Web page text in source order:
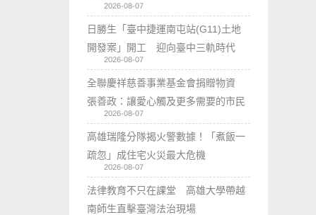
2026-08-07
日勝生「臺中捷運南屯站(G11)土地
開發案」開工 迎向臺中三軌時代
2026-08-07
全聯慶祥慈善事業基金會捐贈物資
張善政：讓愛心觸及更多需要的市民
2026-08-07
高雄瑞隆分隊揭火警數據！「煮飯一
疏忽」成住宅火災最大危機
2026-08-07
法律教育不只在課堂 高雄大學帶越
南師生直擊臺灣法治現場